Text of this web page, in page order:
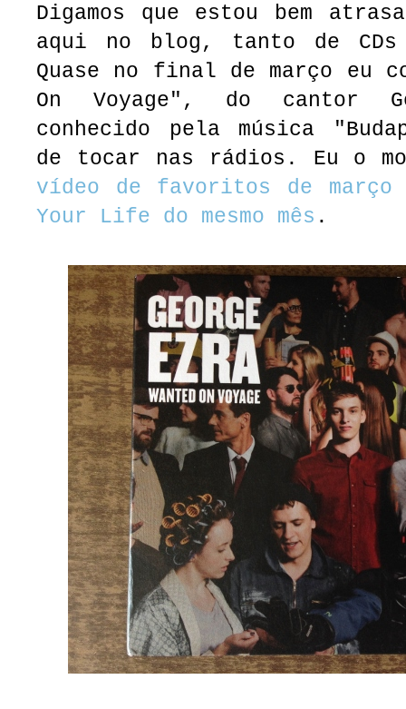
Digamos que estou bem
aqui no blog, tanto de
Quase no final de março eu
On Voyage", do cantor
conhecido pela música
de tocar nas rádios. Eu o
vídeo de favoritos de março
Your Life do mesmo mês .